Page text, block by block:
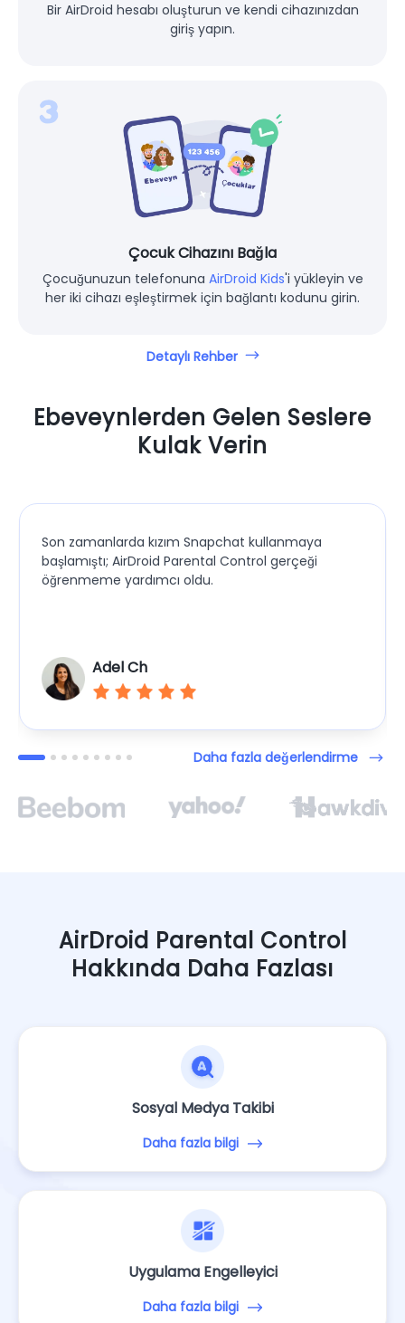
Bir AirDroid hesabı oluşturun ve kendi cihazınızdan
giriş yapın.
Çocuk Cihazını Bağla
Çocuğunuzun telefonuna AirDroid Kids'i yükleyin ve
her iki cihazı eşleştirmek için bağlantı kodunu girin.
Detaylı Rehber
Ebeveynlerden Gelen Seslere
Kulak Verin
Son zamanlarda kızım Snapchat kullanmaya
başlamıştı; AirDroid Parental Control gerçeği
öğrenmeme yardımcı oldu.
Adel Ch
Daha fazla değerlendirme
AirDroid Parental Control
Hakkında Daha Fazlası
Sosyal Medya Takibi
Daha fazla bilgi
Uygulama Engelleyici
Daha fazla bilgi